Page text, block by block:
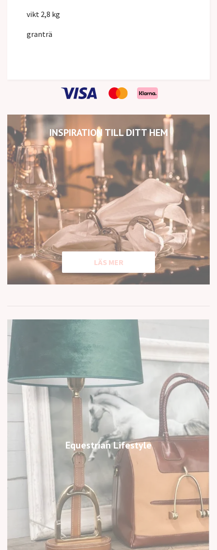
INSPIRATION TILL DITT HEM
LÄS MER
Equestrian Lifestyle
vikt 2,8 kg
granträ